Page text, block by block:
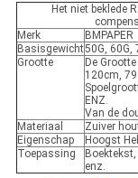
Het niet beklede
Merk
BMPAPER
Basisgewicht50G, 60G,
Grootte
De
120cm,
ENZ.
Van de
Materiaal
Zuiver
Eigenschap
Hoogst
Toepassing
enz.